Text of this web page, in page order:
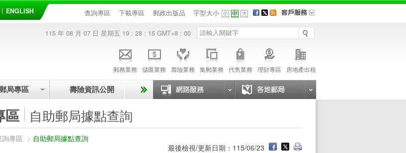
ENGLISH 查詢專區 下載專區 郵政出版品 字型大小
115 年 08 月 07 日 星期五 19 : 28 : 15 GMT+8 : 00
郵務業務 儲匯業務 壽險業務 集郵業務 代售業務 理財專區 房地產出租
局專區 壽險資訊公開
區 自助郵局據點查詢
詢專區 > 自助郵局據點查詢
最後檢視/更新日期：115/06/23